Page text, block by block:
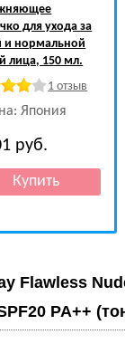
для ухода за
и нормальной
лица, 150 мл.
1 отзыв
Япония
руб.
Flawless
PA++